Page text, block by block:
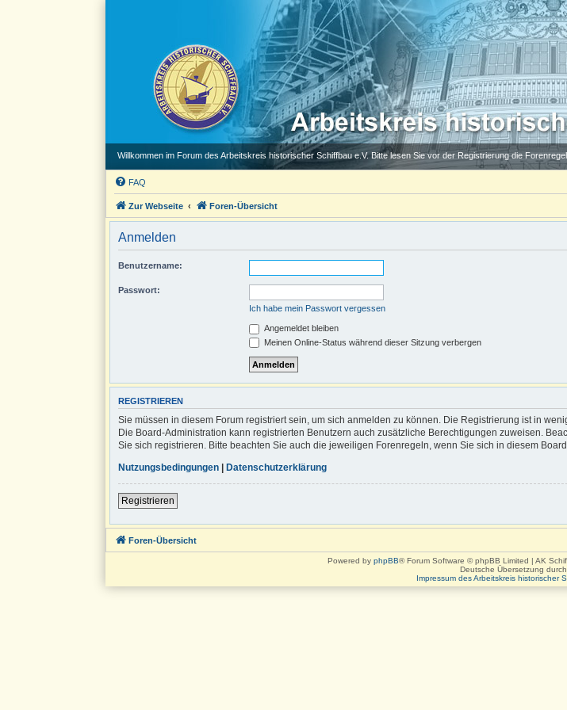
Willkommen im Forum des Arbeitskreis historischer Schiffbau e.V. Bitte lesen Sie vor der Registrierung die
FAQ
Zur Webseite Foren-Übersicht
Anmelden
Benutzername:
Passwort:
Ich habe mein Passwort vergessen
Angemeldet bleiben
Meinen Online-Status während dieser Sitzung verbergen
REGISTRIEREN
Sie müssen in diesem Forum registriert sein, um sich anmelden zu können. Die Registrierung ist in
Die Board-Administration kann registrierten Benutzern auch zusätzliche Berechtigungen zuweisen.
Sie sich registrieren. Bitte beachten Sie auch die jeweiligen Forenregeln, wenn Sie sich in diesem Board
Nutzungsbedingungen | Datenschutzerklärung
Registrieren
Foren-Übersicht
Powered by phpBB® Forum Software © phpBB Limited | AK
Deutsche Übersetzung durch
Impressum des Arbeitskreis historischer